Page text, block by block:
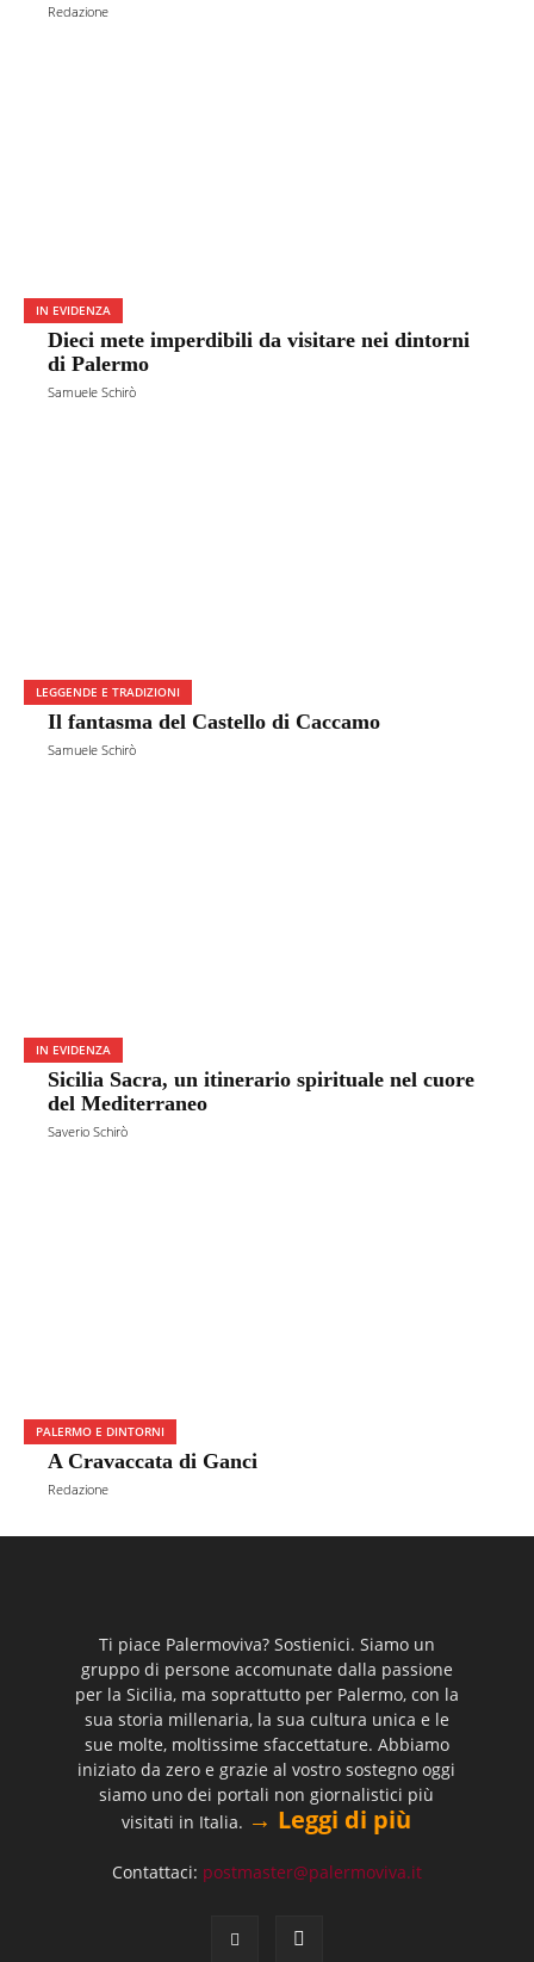
Redazione
IN EVIDENZA
Dieci mete imperdibili da visitare nei dintorni
di Palermo
Samuele Schirò
LEGGENDE E TRADIZIONI
Il fantasma del Castello di Caccamo
Samuele Schirò
IN EVIDENZA
Sicilia Sacra, un itinerario spirituale nel cuore
del Mediterraneo
Saverio Schirò
PALERMO E DINTORNI
A Cravaccata di Ganci
Redazione
Ti piace Palermoviva? Sostienici. Siamo un
gruppo di persone accomunate dalla passione
per la Sicilia, ma soprattutto per Palermo, con la
sua storia millenaria, la sua cultura unica e le
sue molte, moltissime sfaccettature. Abbiamo
iniziato da zero e grazie al vostro sostegno oggi
siamo uno dei portali non giornalistici più
visitati in Italia. → Leggi di più
Contattaci: postmaster@palermoviva.it